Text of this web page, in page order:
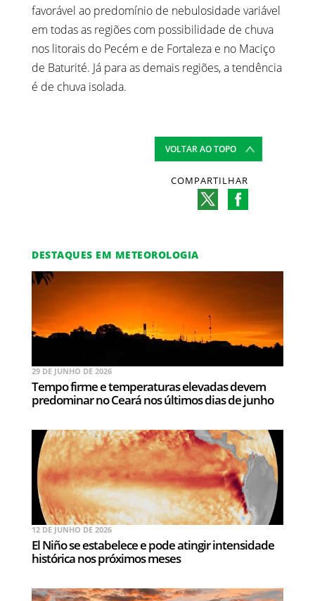
favorável ao predomínio de nebulosidade variável
em todas as regiões com possibilidade de chuva
nos litorais do Pecém e de Fortaleza e no Maciço
de Baturité. Já para as demais regiões, a tendência
é de chuva isolada.
VOLTAR AO TOPO
COMPARTILHAR
DESTAQUES EM METEOROLOGIA
29 DE JUNHO DE 2026
Tempo firme e temperaturas elevadas devem
predominar no Ceará nos últimos dias de junho
12 DE JUNHO DE 2026
El Niño se estabelece e pode atingir intensidade
histórica nos próximos meses